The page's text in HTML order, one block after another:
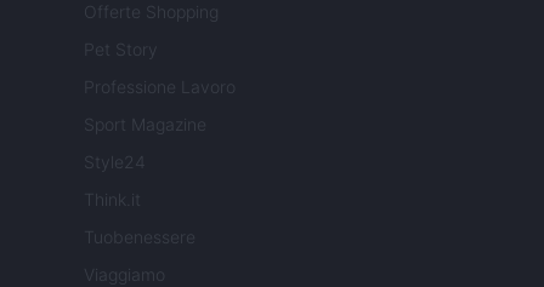
Offerte Shopping
Pet Story
Professione Lavoro
Sport Magazine
Style24
Think.it
Tuobenessere
Viaggiamo